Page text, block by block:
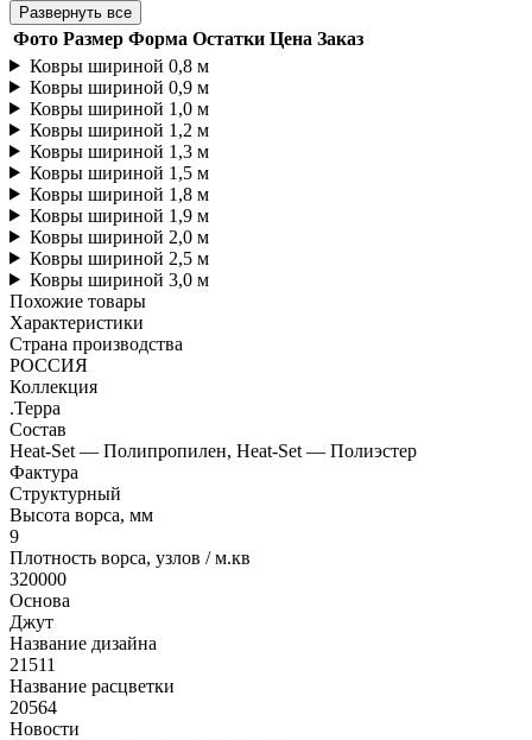
Развернуть все
Фото Размер Форма Остатки Цена Заказ
Ковры шириной 0,8 м
Ковры шириной 0,9 м
Ковры шириной 1,0 м
Ковры шириной 1,2 м
Ковры шириной 1,3 м
Ковры шириной 1,5 м
Ковры шириной 1,8 м
Ковры шириной 1,9 м
Ковры шириной 2,0 м
Ковры шириной 2,5 м
Ковры шириной 3,0 м
Похожие товары
Характеристики
Страна производства
РОССИЯ
Коллекция
.Терра
Состав
Heat-Set — Полипропилен, Heat-Set — Полиэстер
Фактура
Структурный
Высота ворса, мм
9
Плотность ворса, узлов / м.кв
320000
Основа
Джут
Название дизайна
21511
Название расцветки
20564
Новости